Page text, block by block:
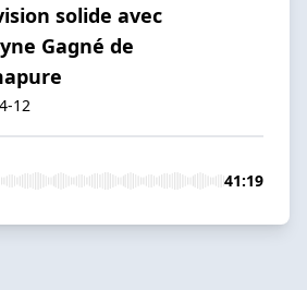
solide avec
Gagné de
12
41:19